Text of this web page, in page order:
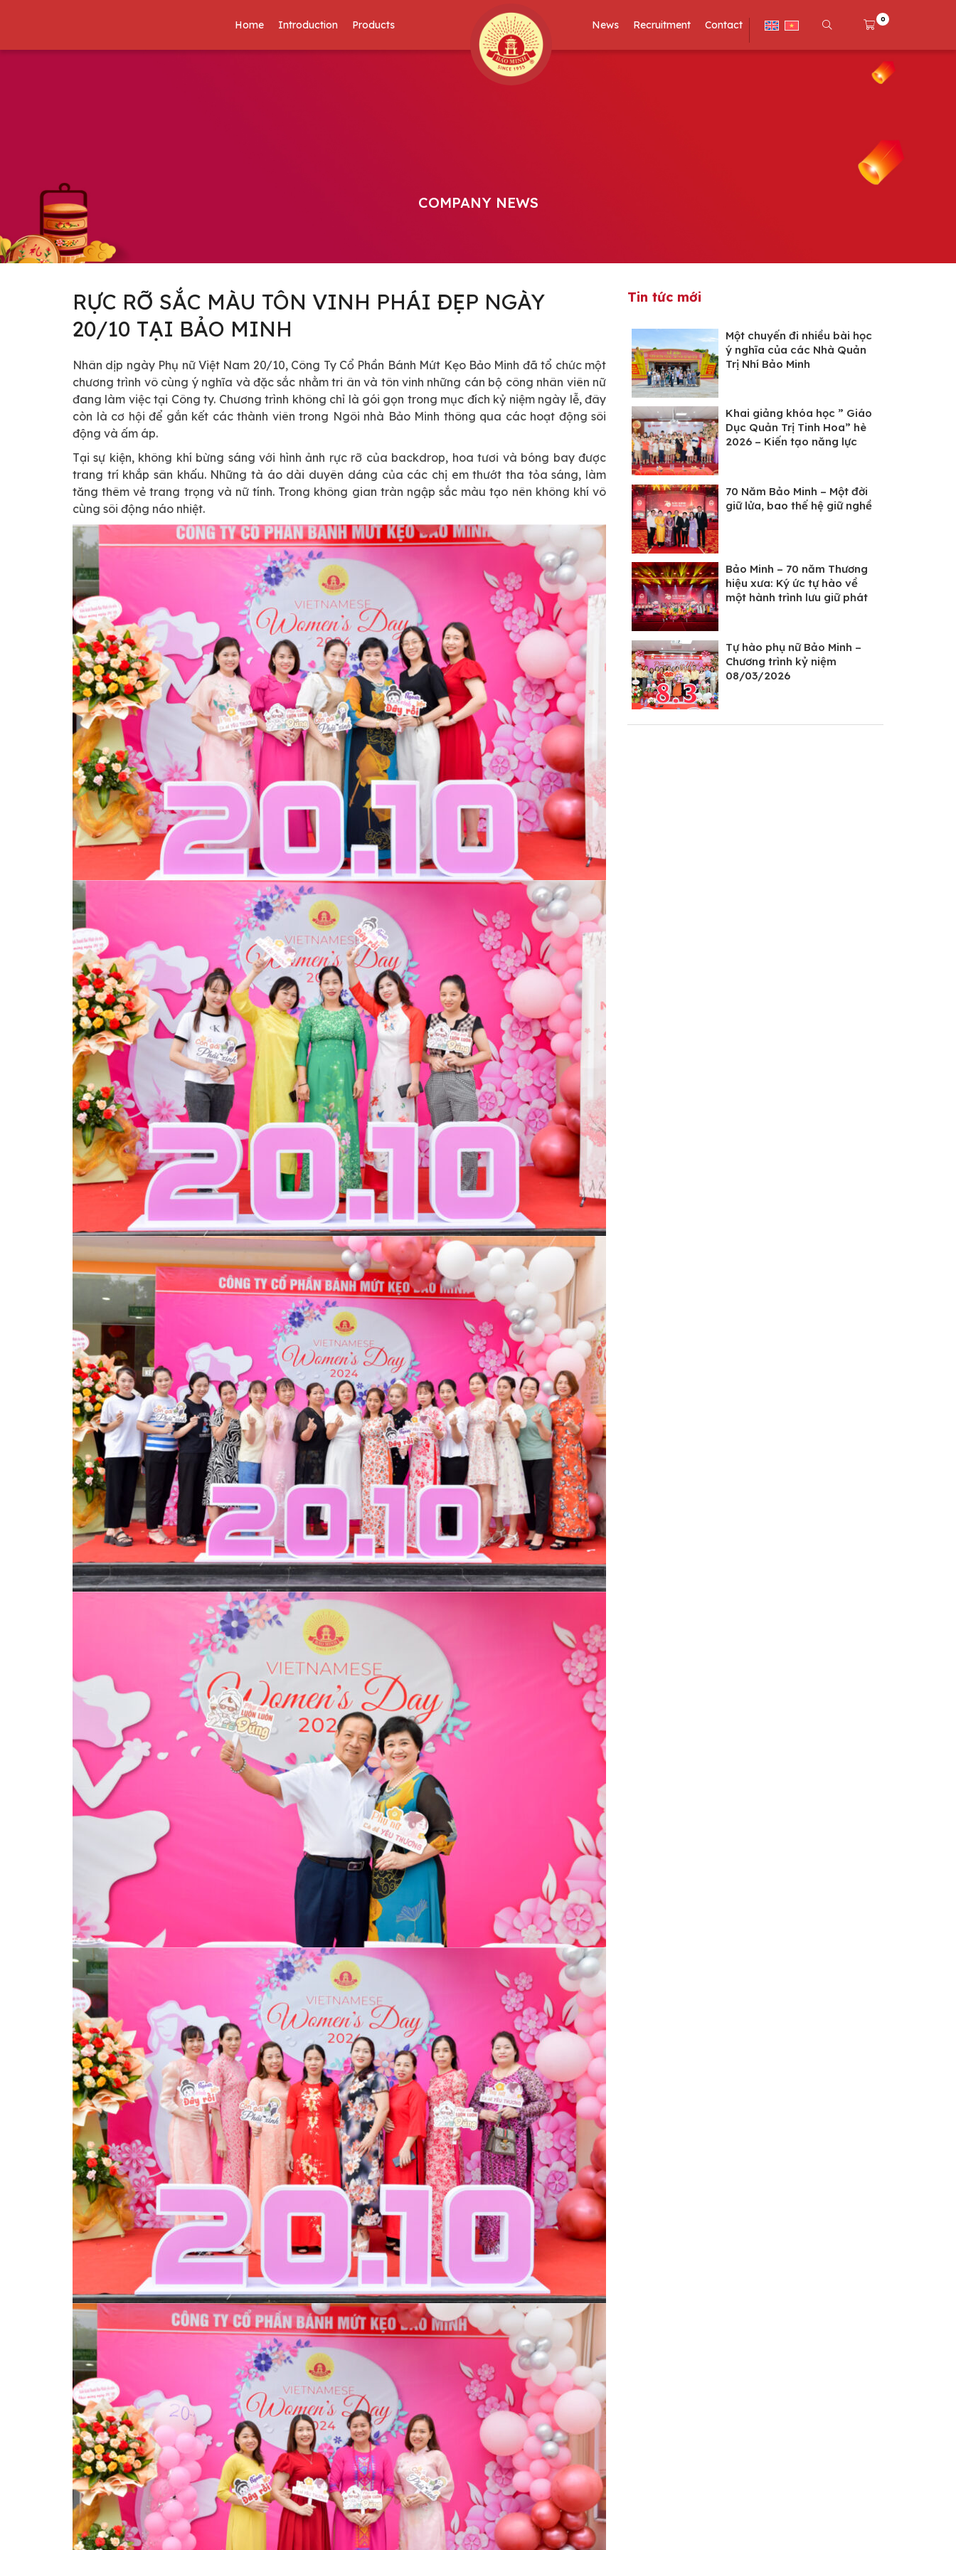
Home Introduction Products News Recruitment Contact 0
COMPANY NEWS
RỰC RỠ SẮC MÀU TÔN VINH PHÁI ĐẸP NGÀY
20/10 TẠI BẢO MINH
Nhân dịp ngày Phụ nữ Việt Nam 20/10, Công Ty Cổ Phần Bánh Mứt Kẹo Bảo Minh đã tổ chức một
chương trình vô cùng ý nghĩa và đặc sắc nhằm tri ân và tôn vinh những cán bộ công nhân viên nữ
đang làm việc tại Công ty. Chương trình không chỉ là gói gọn trong mục đích kỷ niệm ngày lễ, đây
còn là cơ hội để gắn kết các thành viên trong Ngôi nhà Bảo Minh thông qua các hoạt động sôi
động và ấm áp.
Tại sự kiện, không khí bừng sáng với hình ảnh rực rỡ của backdrop, hoa tươi và bóng bay được
trang trí khắp sân khấu. Những tà áo dài duyên dáng của các chị em thướt tha tỏa sáng, làm
tăng thêm vẻ trang trọng và nữ tính. Trong không gian tràn ngập sắc màu tạo nên không khí vô
cùng sôi động náo nhiệt.
Tin tức mới
Một chuyến đi nhiều bài học
ý nghĩa của các Nhà Quản
Trị Nhí Bảo Minh
Khai giảng khóa học ” Giáo
Dục Quản Trị Tinh Hoa” hè
2026 – Kiến tạo năng lực
70 Năm Bảo Minh – Một đời
giữ lửa, bao thế hệ giữ nghề
Bảo Minh – 70 năm Thương
hiệu xưa: Ký ức tự hào về
một hành trình lưu giữ phát
Tự hào phụ nữ Bảo Minh –
Chương trình kỷ niệm
08/03/2026